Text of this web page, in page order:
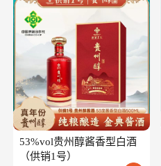
53%vol贵州醇酱香型白酒
（供销1号）